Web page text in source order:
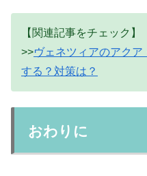
【関連記事をチェック】
>>ヴェネツィアのアク
する？対策は？
おわりに